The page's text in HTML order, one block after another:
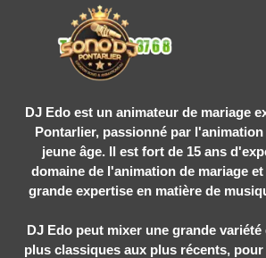
Aller au contenu
DJ Edo est un animateur de mariage
Pontarlier, passionné par
jeune âge. Il est fort de 15 ans
domaine de l'animation de mariage
grande expertise en matière de
DJ Edo peut mixer une grande
plus classiques aux plus récents,